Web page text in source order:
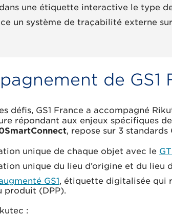
une étiquette interactive le type
un système de traçabilité externe
de
défis, GS1 France a accompagné
répondant aux enjeux spécifiques
, repose sur 3 standards
unique de chaque objet avec le
unique du lieu d’origine et du lieu
GS1, étiquette digitalisée qui
produit (DPP).
: